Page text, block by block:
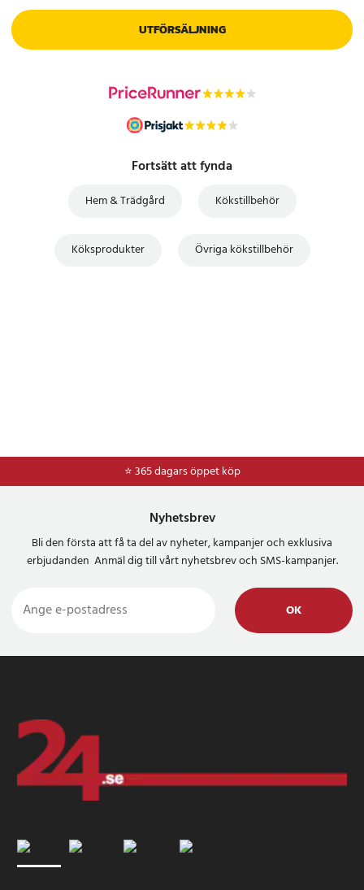
UTFÖRSÄLJNING
Fortsätt att fynda
Hem & Trädgård Kökstillbehör
Köksprodukter Övriga kökstillbehör
⭐ 365 dagars öppet köp
⭐Frakt 49kr *
Nyhetsbrev
Bli den första att få ta del av nyheter, kampanjer och exklusiva
erbjudanden Anmäl dig till vårt nyhetsbrev och SMS-kampanjer.
OK